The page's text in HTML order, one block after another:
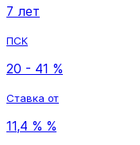
7 лет
ПСК
20 - 41 %
Ставка от
11,4 % %